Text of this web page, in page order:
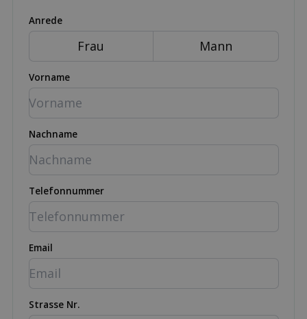
Anrede
Frau Mann
Vorname
Nachname
Telefonnummer
Email
Strasse Nr.